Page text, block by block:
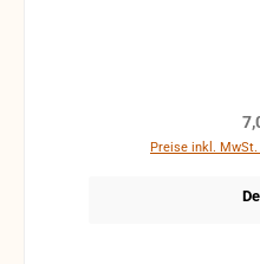
Preise inkl.